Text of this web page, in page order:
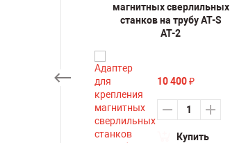
магнитных сверлильных
станков на трубу AT-S
АТ-2
10 400 ₽
Купить